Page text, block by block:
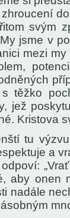
svým
jsme v
mezi
těžko
jež
Kristova
tu
a
aby onen
nadále